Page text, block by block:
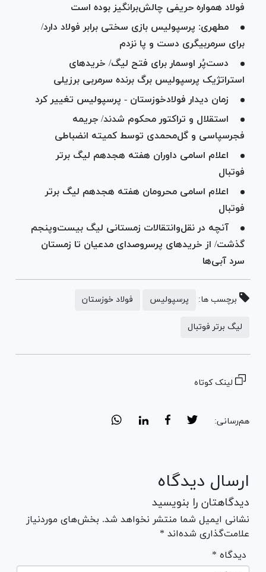
فولاد همواره حریفی چالش‌برانگیز بوده است
مطهری: پرسپولیس بازی سختی برابر فولاد دارد/
برای سرمربیگری دست و پا نزدم
دست‌پُر اوسمار برای فتح لیگ/ خرید‌های
استراتژیک پرسپولیس برگ برنده سرمربی برزیلی
زمان دیدار فولادخوزستان - پرسپولیس تغییر کرد
استقلال و تراکتور محکوم شدند/ جریمه
فجر‌سپاسی و گل‌محمدی توسط کمیته انضباطی
اعلام اسامی داوران هفته هجدهم لیگ برتر
فوتبال
اعلام اسامی محرومان هفته هجدهم لیگ برتر
فوتبال
آنچه در نقل‌وانتقالات زمستانی لیگ بیست‌وپنجم
گذشت/ از خرید‌های پرسر‌وصدای مدعیان تا زمستان
سرد آبی‌ها
برچسب ها: پرسپولیس فولاد خوزستان
لیگ برتر فوتبال
لینک کوتاه
هم‌رسانی:
ارسال دیدگاه
دیدگاهتان را بنویسید
نشانی ایمیل شما منتشر نخواهد شد. بخش‌های موردنیاز
علامت‌گذاری شده‌اند *
* دیدگاه